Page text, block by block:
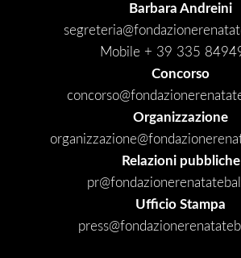
Barbara Andreini
Mobile + 39 335
Concorso
Organizzazione
Relazioni pubbliche
Ufficio Stampa